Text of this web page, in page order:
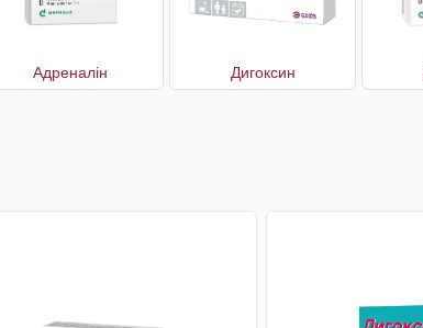
Адреналін Дигоксин